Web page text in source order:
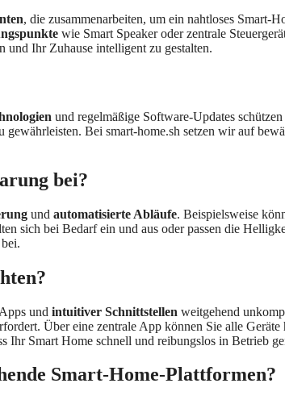
, die zusammenarbeiten, um ein nahtloses Smart-
wie Smart Speaker oder zentrale
Ihr Zuhause intelligent zu gestalten.
und regelmäßige Software-Updates
Bei smart-home.sh setzen wir auf
bei?
und automatisierte Abläufe. Beispielsweise
sich bei Bedarf ein und aus oder passen die
und intuitiver Schnittstellen weitgehend
Über eine zentrale App können Sie alle
Ihr Smart Home schnell und reibungslos in Betrieb
Smart-Home-Plattformen?